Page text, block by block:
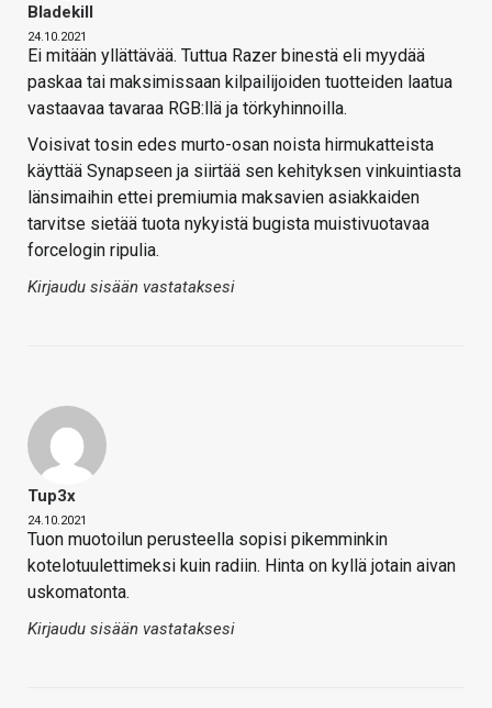
Bladekill
24.10.2021
Ei mitään yllättävää. Tuttua Razer binestä eli myydää
paskaa tai maksimissaan kilpailijoiden tuotteiden laatua
vastaavaa tavaraa RGB:llä ja törkyhinnoilla.
Voisivat tosin edes murto-osan noista hirmukatteista
käyttää Synapseen ja siirtää sen kehityksen vinkuintiasta
länsimaihin ettei premiumia maksavien asiakkaiden
tarvitse sietää tuota nykyistä bugista muistivuotavaa
forcelogin ripulia.
Kirjaudu sisään vastataksesi
Tup3x
24.10.2021
Tuon muotoilun perusteella sopisi pikemminkin
kotelotuulettimeksi kuin radiin. Hinta on kyllä jotain aivan
uskomatonta.
Kirjaudu sisään vastataksesi